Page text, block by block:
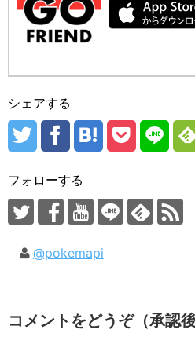
シェアする
フォローする
@pokemapi
コメントをどうぞ（承認